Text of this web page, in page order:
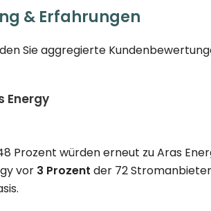
& Erfahrungen
Sie aggregierte
Energy
Prozent würden erneut zu Aras
vor 3 Prozent der 72